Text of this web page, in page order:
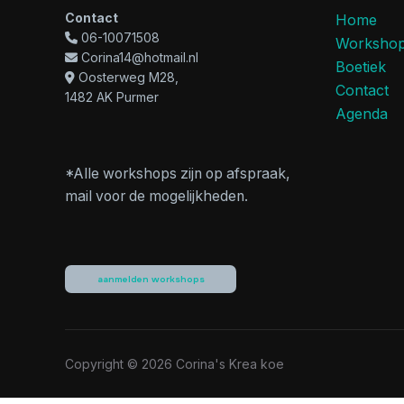
Contact
06-10071508
Corina14@hotmail.nl
Oosterweg M28,
1482 AK Purmer
*Alle workshops zijn op afspraak,
mail voor de mogelijkheden.
aanmelden workshops
Home
Boetiek
Contact
Agenda
Copyright © 2026 Corina's Krea koe